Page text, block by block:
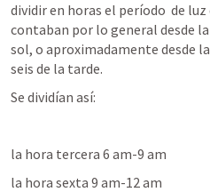
dividir en horas el período  de luz
contaban por lo general desde
sol, o aproximadamente desde
seis de la tarde.
Se dividían así:
la hora tercera 6 am-9 am
la hora sexta 9 am-12 am